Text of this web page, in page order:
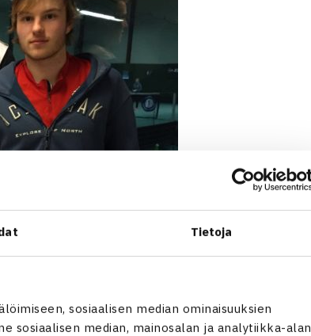
Tietoja
sosiaalisen median ominaisuuksien
sosiaalisen median, mainosalan ja analytiikka-alan